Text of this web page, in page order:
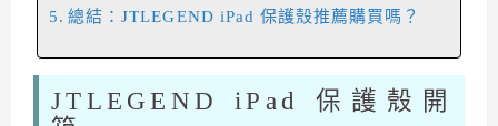
總結：JTLEGEND iPad 保護殼推薦購買嗎？
JTLEGEND iPad 保護殼開